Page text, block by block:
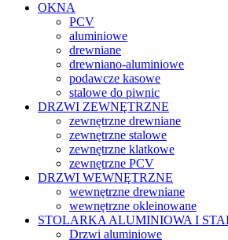
OKNA
PCV
aluminiowe
drewniane
drewniano-aluminiowe
podawcze kasowe
stalowe do piwnic
DRZWI ZEWNĘTRZNE
zewnętrzne drewniane
zewnętrzne stalowe
zewnętrzne klatkowe
zewnętrzne PCV
DRZWI WEWNĘTRZNE
wewnętrzne drewniane
wewnętrzne okleinowane
STOLARKA ALUMINIOWA I
Drzwi aluminiowe